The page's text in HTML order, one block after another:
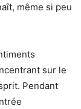
même si peu
sur le
Pendant